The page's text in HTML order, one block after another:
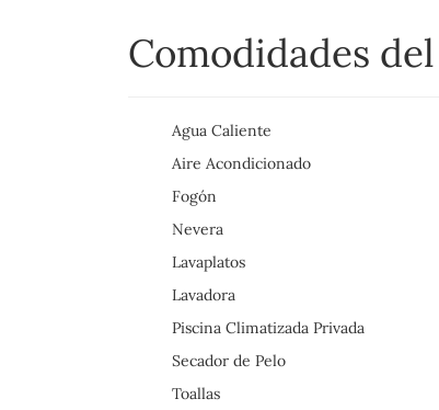
Comodidades
Agua Caliente
Aire Acondicionado
Fogón
Nevera
Lavaplatos
Lavadora
Piscina Climatizada Privada
Secador de Pelo
Toallas